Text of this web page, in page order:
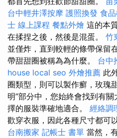
台中輕井澤按摩 護照換發 食
士 線上課程 餐點外燴 這的本
在揉捏之後，然後是混蛋。 竹
並僅炸，直到較輕的條帶保留
帶甜甜圈被稱為為什麼。 台中
house local seo 外燴推薦 此
圈類型，則可以製作癬，玫瑰
明”部分中，您始終會找到有
擇的服裝準確地適合。 經絡調
歡穿衣服，因此各種尺寸都可
台南搬家 記帳士 書單 當然，